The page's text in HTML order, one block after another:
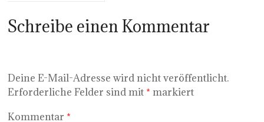
Schreibe einen Kommentar
Deine E-Mail-Adresse wird nicht veröffentlicht.
Erforderliche Felder sind mit * markiert
Kommentar *